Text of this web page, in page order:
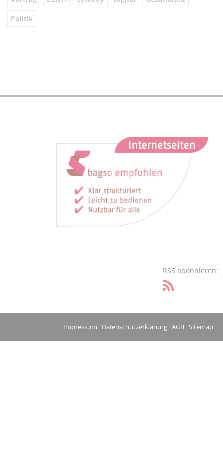
Politik
RSS abonnieren:
Impressum Datenschutzerklärung AGB Sitemap